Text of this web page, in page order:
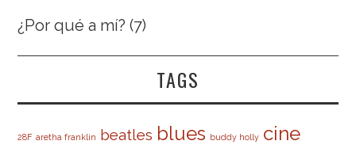
¿Por qué a mí? (7)
TAGS
28F aretha franklin beatles blues buddy holly cine